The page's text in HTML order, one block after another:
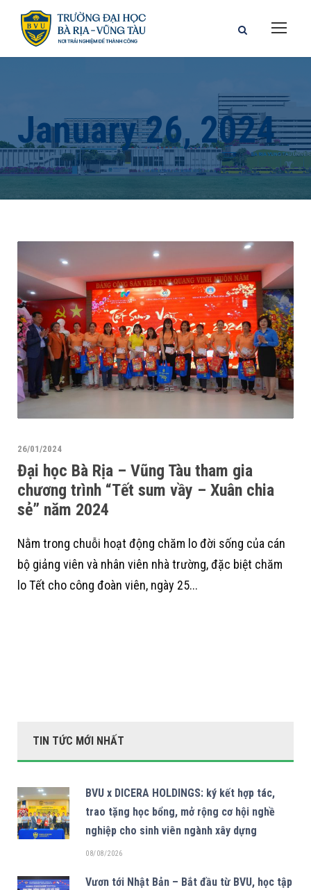
January 26, 2024
26/01/2024
Đại học Bà Rịa – Vũng Tàu tham gia
chương trình “Tết sum vầy – Xuân chia
sẻ” năm 2024
Nằm trong chuỗi hoạt động chăm lo đời sống của cán
bộ giảng viên và nhân viên nhà trường, đặc biệt chăm
lo Tết cho công đoàn viên, ngày 25...
TIN TỨC MỚI NHẤT
BVU x DICERA HOLDINGS: ký kết hợp tác,
trao tặng học bổng, mở rộng cơ hội nghề
nghiệp cho sinh viên ngành xây dựng
08/08/2026
Vươn tới Nhật Bản – Bắt đầu từ BVU, học tập